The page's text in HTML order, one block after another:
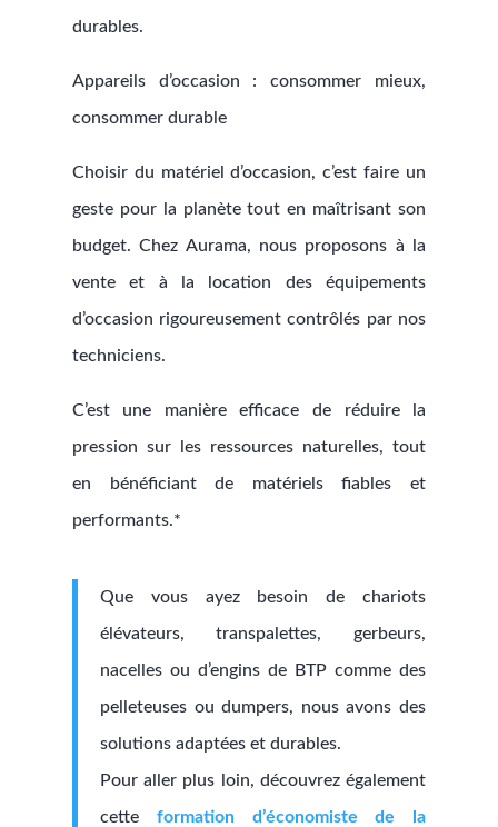
durables.
Appareils d’occasion : consommer mieux,
consommer durable
Choisir du matériel d’occasion, c’est faire un
geste pour la planète tout en maîtrisant son
budget. Chez Aurama, nous proposons à la
vente et à la location des équipements
d’occasion rigoureusement contrôlés par nos
techniciens.
C’est une manière efficace de réduire la
pression sur les ressources naturelles, tout
en bénéficiant de matériels fiables et
performants.*
Que vous ayez besoin de chariots
élévateurs, transpalettes, gerbeurs,
nacelles ou d’engins de BTP comme des
pelleteuses ou dumpers, nous avons des
solutions adaptées et durables.
Pour aller plus loin, découvrez également
cette formation d’économiste de la